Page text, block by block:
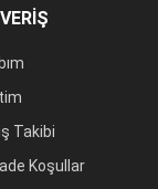
Takibi
Koşullar